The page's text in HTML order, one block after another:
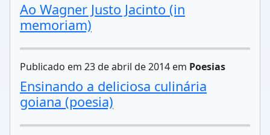
Ao Wagner Justo Jacinto (in
memoriam)
Publicado em 23 de abril de 2014 em Poesias
Ensinando a deliciosa culinária
goiana (poesia)